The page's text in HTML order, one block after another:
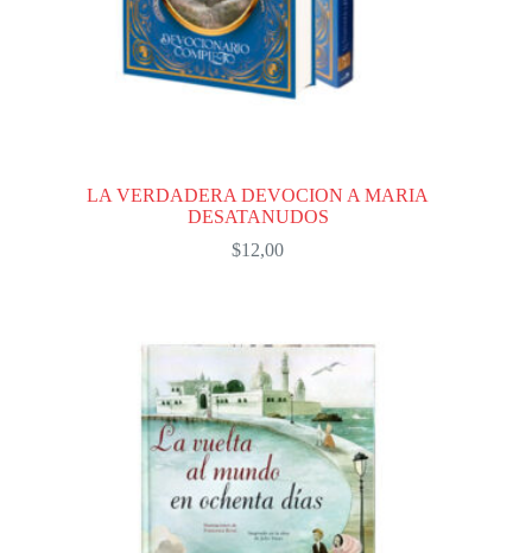
LA VERDADERA DEVOCION A MARIA
DESATANUDOS
$12,00